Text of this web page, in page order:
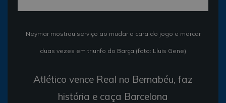
Neymar mostrou serviço ao mudar a cara do jogo e marcar
duas vezes em triunfo do Barça (foto: Lluis Gene)
Atlético vence Real no Bernabéu, faz
história e caça Barcelona